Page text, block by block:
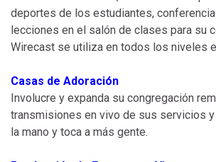
deportes de los estudiantes,
lecciones en el salón de clases para su
Wirecast se utiliza en todos los niveles
Casas de Adoración
Involucre y expanda su congregación
transmisiones en vivo de sus servicios
la mano y toca a más gente.